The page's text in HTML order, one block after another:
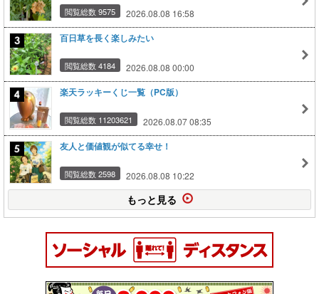
閲覧総数 9575 2026.08.08 16:58
百日草を長く楽しみたい
閲覧総数 4184 2026.08.08 00:00
楽天ラッキーくじ一覧（PC版）
閲覧総数 11203621 2026.08.07 08:35
友人と価値観が似てる幸せ！
閲覧総数 2598 2026.08.08 10:22
もっと見る